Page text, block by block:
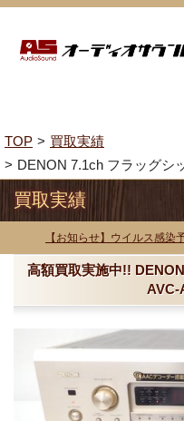
TOP
買取実績
DENON 7.1ch フラッグシ
買取実績
【お知らせ】ウイルス感
高額買取実施中!!
AVC-